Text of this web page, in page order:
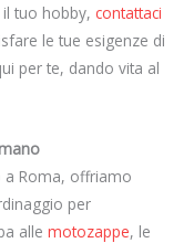
tuo hobby, contattaci
le tue esigenze di
per te, dando vita al
a Roma, offriamo
per
alle motozappe, le